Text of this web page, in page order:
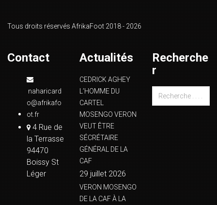
Tous droits réservés AfrikaFoot 2018 - 2026
Contact
naharicard
o@afrikafo
ot.fr
4 Rue de
la Terrasse
94470
Boissy St
Léger
Actualités
CEDRICK AGHEY
L’HOMME DU
CARTEL
MOSENGO VERON
VEUT ÊTRE
SÉCRÉTAIRE
GÉNÉRAL DE LA
CAF
29 juillet 2026
VERON MOSENGO
DE LA CAF À LA
Recherche
r